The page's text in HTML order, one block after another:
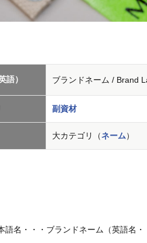
語） ブランドネーム / Brand
副資材
大カテゴリ（ネーム）
語名・・・ブランドネーム（英語名